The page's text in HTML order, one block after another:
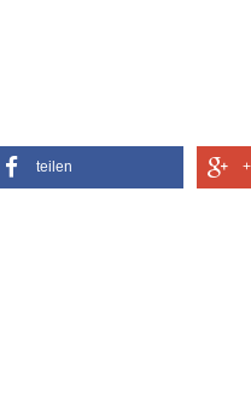
teilen